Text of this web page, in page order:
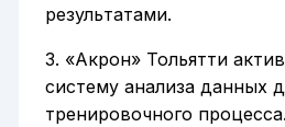
результатами.
3. «Акрон» Тольятти
систему анализа данных
тренировочного